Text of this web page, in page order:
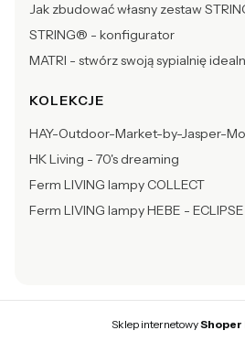
Jak zbudować własny zestaw
STRING® - konfigurator
MATRI - stwórz swoją sypialnię
KOLEKCJE
HAY-Outdoor-Market-by-Jasper-
HK Living - 70's dreaming
Ferm LIVING lampy COLLECT
Ferm LIVING lampy HEBE - ECLIPSE
Sklep internetowy